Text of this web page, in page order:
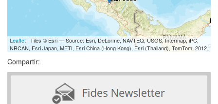
Leaflet | Tiles © Esri — Source: Esri, DeLorme, NAVTEQ, USGS, Intermap, iPC,
NRCAN, Esri Japan, METI, Esri China (Hong Kong), Esri (Thailand), TomTom, 2012
Compartir: